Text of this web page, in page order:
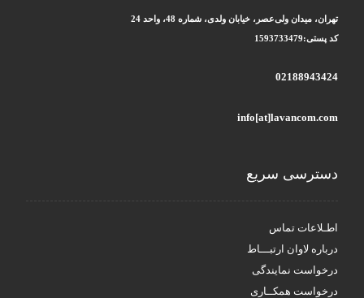
تهران، میدان ولی‌عصر، خیابان ولدی، شماره 48، واحد 24
کد پستی:1593733479
02188943424
info[at]lavancom.com
دسترسی سریع
اطـلاعات تماس
درباره لاوان ارتبـــاط
درخواست نمایندگی
درخواست همکــاری